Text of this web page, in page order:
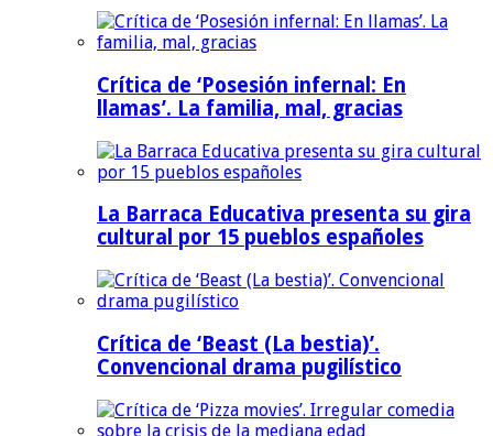
Crítica de ‘Posesión infernal: En
llamas’. La familia, mal, gracias
La Barraca Educativa presenta su gira
cultural por 15 pueblos españoles
Crítica de ‘Beast (La bestia)’.
Convencional drama pugilístico